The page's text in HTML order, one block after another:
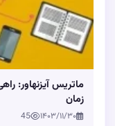
ماتریس آیزنهاور:
زمان
۱۴۰۳/۱۱/۳۰ 45